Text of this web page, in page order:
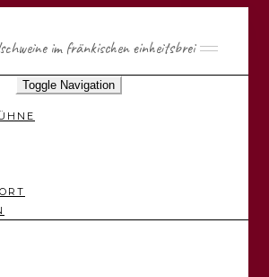
im fränkischen einheitsbrei
Toggle Navigation